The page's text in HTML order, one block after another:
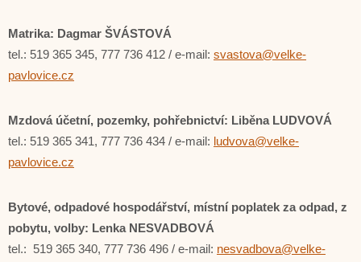
Matrika: Dagmar ŠVÁSTOVÁ
tel.: 519 365 345, 777 736 412 / e-mail: svastova@velke-
pavlovice.cz
Mzdová účetní, pozemky, pohřebnictví: Liběna LUDVOVÁ
tel.: 519 365 341, 777 736 434 / e-mail: ludvova@velke-
pavlovice.cz
Bytové, odpadové hospodářství, místní poplatek za odpad, z
pobytu, volby: Lenka NESVADBOVÁ
tel.: 519 365 340, 777 736 496 / e-mail: nesvadbova@velke-